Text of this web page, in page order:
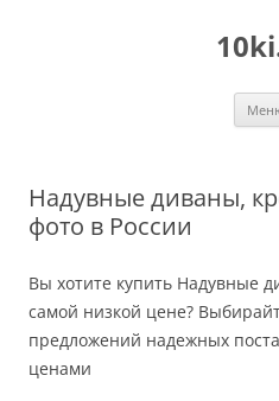
Надувные диваны,
фото в России
Вы хотите купить Надувные
самой низкой цене?
предложений надежных
ценами